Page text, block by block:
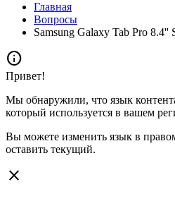
Главная
Вопросы
Samsung Galaxy Tab Pro 8.4''
info
Привет!
Мы обнаружили, что язык
который используется в вашем
Вы можете изменить язык в
оставить текущий.
close